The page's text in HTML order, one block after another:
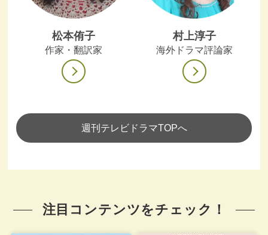
松本侑子
作家・翻訳家
村上淳子
海外ドラマ評論家
週刊テレビドラマTOPへ
注目コンテンツをチェック！